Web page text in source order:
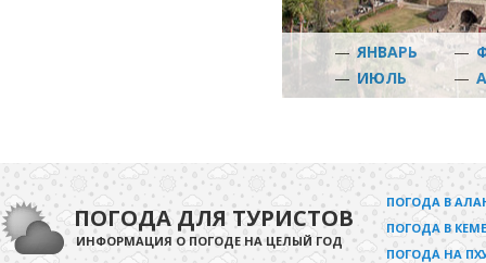
—ЯНВАРЬ —
— ИЮЛЬ —
ПОГОДА ДЛЯ ТУРИСТОВ
ИНФОРМАЦИЯ О ПОГОДЕ НА ЦЕЛЫЙ ГОД
ПОГОДА В
ПОГОДА В
ПОГОДА НА